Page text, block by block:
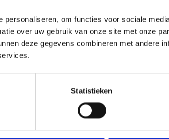
om functies voor sociale
over uw gebruik van onze site met onze
deze gegevens combineren met andere
Statistieken